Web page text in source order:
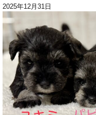
2025年12月31日